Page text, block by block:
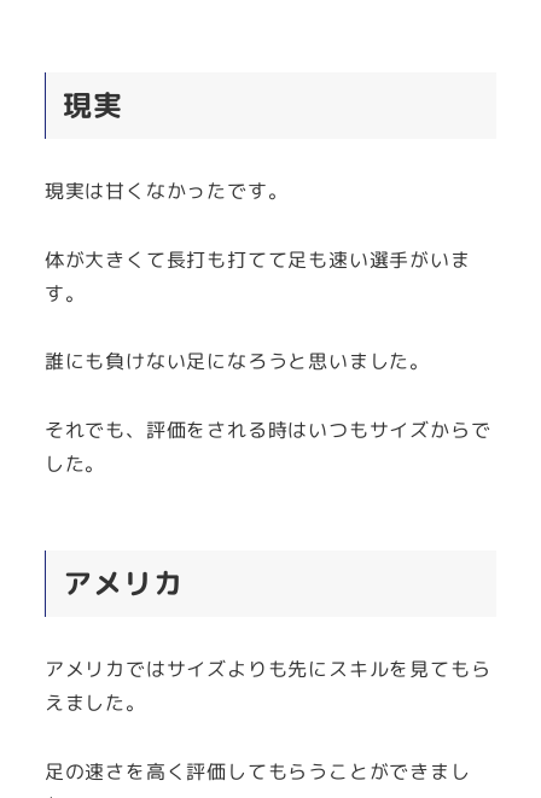
現実
現実は甘くなかったです。
体が大きくて長打も打てて足も速い選手がいま
す。
誰にも負けない足になろうと思いました。
それでも、評価をされる時はいつもサイズからで
した。
アメリカ
アメリカではサイズよりも先にスキルを見てもら
えました。
足の速さを高く評価してもらうことができまし